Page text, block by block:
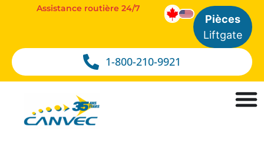
1-800-210-9921
Assistance routière 24/7
Pièces
Liftgate